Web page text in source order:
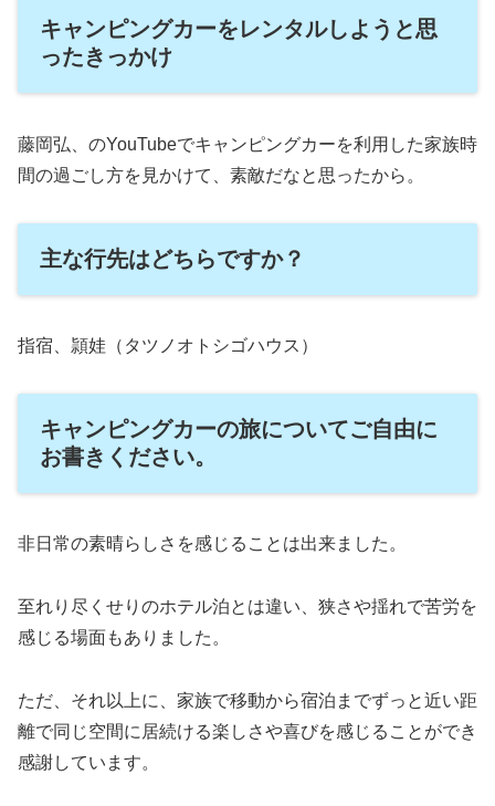
キャンピングカーをレンタルしようと思
ったきっかけ
藤岡弘、のYouTubeでキャンピングカーを利用した家族時
間の過ごし方を見かけて、素敵だなと思ったから。
主な行先はどちらですか？
指宿、頴娃（タツノオトシゴハウス）
キャンピングカーの旅についてご自由に
お書きください。
非日常の素晴らしさを感じることは出来ました。
至れり尽くせりのホテル泊とは違い、狭さや揺れで苦労を
感じる場面もありました。
ただ、それ以上に、家族で移動から宿泊までずっと近い距
離で同じ空間に居続ける楽しさや喜びを感じることができ
感謝しています。